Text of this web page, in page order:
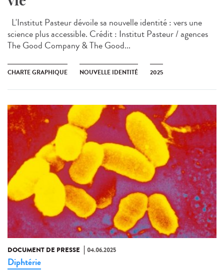
L'Institut Pasteur dévoile sa nouvelle identité : vers une
science plus accessible. Crédit : Institut Pasteur / agences
The Good Company & The Good...
CHARTE GRAPHIQUE NOUVELLE IDENTITÉ 2025
DOCUMENT DE PRESSE 04.06.2025
Diphtérie